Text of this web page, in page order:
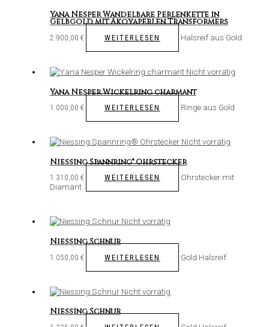
Yana Nesper Wandelbare Perlenkette in
Gelbgold mit Akoyaperlen Transformers
2.900,00 € WEITERLESEN Halsreif aus Gold
Nicht vorrätig
Yana Nesper Wickelring charmant
1.000,00 € WEITERLESEN Ringe aus Gold
Nicht vorrätig
Niessing Spannring® Ohrstecker
1.310,00 € WEITERLESEN
Ohrstecker mit
Diamant
Nicht vorrätig
Niessing Schnur
1.050,00 € WEITERLESEN Gold Halsreif
Nicht vorrätig
Niessing Schnur